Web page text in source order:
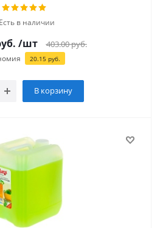
Есть в наличии
/шт 403.00руб.
20.15 руб.
В корзину